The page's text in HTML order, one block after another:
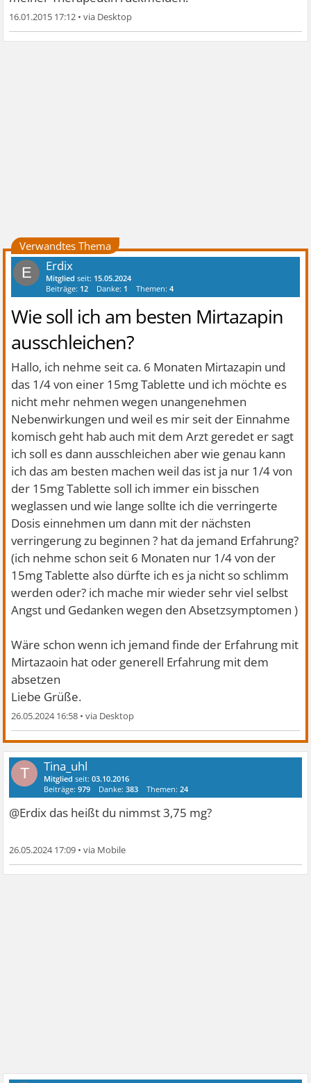
16.01.2015 17:12 •
Verwandtes Thema
E Erdix
Mitglied seit: 15.05.2024
Beiträge: 12 Danke: 1 Themen:4
Wie soll ich am besten Mirtazapin
ausschleichen?
Hallo, ich nehme seit ca. 6 Monaten Mirtazapin und
das 1/4 von einer 15mg Tablette und ich möchte es
nicht mehr nehmen wegen unangenehmen
Nebenwirkungen und weil es mir seit der Einnahme
komisch geht hab auch mit dem Arzt geredet er sagt
ich soll es dann ausschleichen aber wie genau kann
ich das am besten machen weil das ist ja nur 1/4 von
der 15mg Tablette soll ich immer ein bisschen
weglassen und wie lange sollte ich die verringerte
Dosis einnehmen um dann mit der nächsten
verringerung zu beginnen ? hat da jemand Erfahrung?
(ich nehme schon seit 6 Monaten nur 1/4 von der
15mg Tablette also dürfte ich es ja nicht so schlimm
werden oder? ich mache mir wieder sehr viel selbst
Angst und Gedanken wegen den Absetzsymptomen )
Wäre schon wenn ich jemand finde der Erfahrung mit
Mirtazaoin hat oder generell Erfahrung mit dem
absetzen
Liebe Grüße.
26.05.2024 16:58 •
T Tina_uhl
Mitglied seit:03.10.2016
Beiträge:979 Danke:383 Themen:24
@Erdix das heißt du nimmst 3,75 mg?
26.05.2024 17:09 •